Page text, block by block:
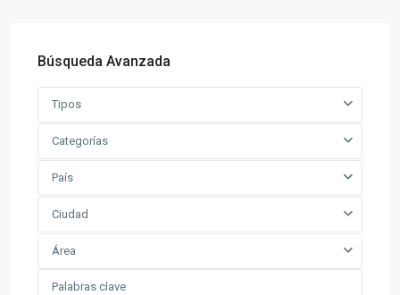
Búsqueda Avanzada
Tipos
Categorías
País
Ciudad
Área